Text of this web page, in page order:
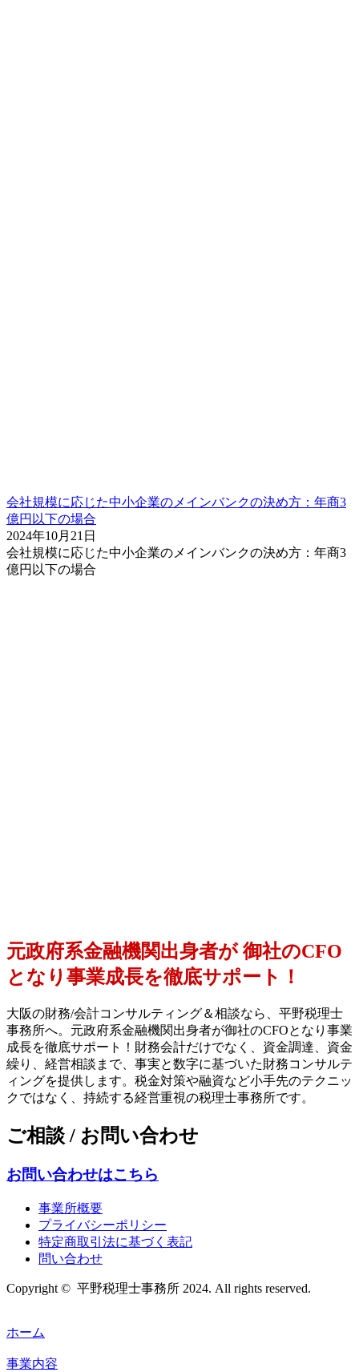
会社規模に応じた中小企業のメインバンクの決め方：年商3
億円以下の場合
2024年10月21日
会社規模に応じた中小企業のメインバンクの決め方：年商3
億円以下の場合
元政府系金融機関出身者が 御社のCFO
となり事業成長を徹底サポート！
大阪の財務/会計コンサルティング＆相談なら、平野税理士
事務所へ。元政府系金融機関出身者が御社のCFOとなり事業
成長を徹底サポート！財務会計だけでなく、資金調達、資金
繰り、経営相談まで、事実と数字に基づいた財務コンサルテ
ィングを提供します。税金対策や融資など小手先のテクニッ
クではなく、持続する経営重視の税理士事務所です。
ご相談 / お問い合わせ
お問い合わせはこちら
事業所概要
プライバシーポリシー
特定商取引法に基づく表記
問い合わせ
Copyright © 平野税理士事務所 2024. All rights reserved.
ホーム
事業内容